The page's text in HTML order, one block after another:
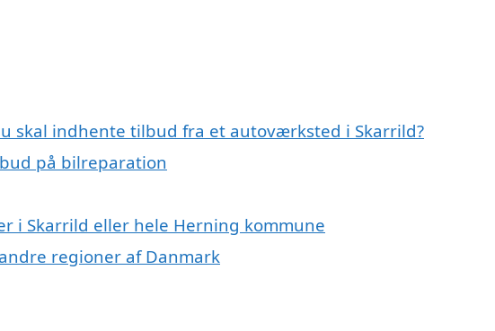
skal indhente tilbud fra et autoværksted i Skarrild?
på bilreparation
i Skarrild eller hele Herning kommune
regioner af Danmark